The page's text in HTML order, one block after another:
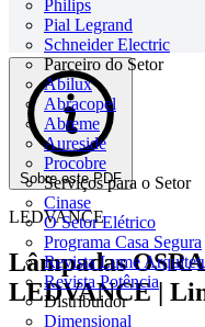
Philips
Pial Legrand
Schneider Electric
Parceiro do Setor
Abilux
Abracopel
Abreme
Aureside
Procobre
Serviços para o Setor
Cinase
O Setor Elétrico
Programa Casa Segura
Revista Lume
Revista Potência
Distribuidor
Dimensional
Sobre este PDF
LEDVANCE
Lâmpadas
LEDVANCE |